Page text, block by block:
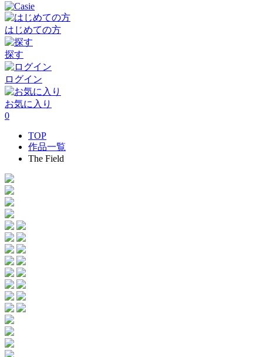
はじめての方
探す
ログイン
お気に入り
0
TOP
作品一覧
The Field